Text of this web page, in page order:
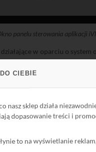
CIEBIE
nasz sklep działa
dopasowanie treści i
to na wyświetlanie
panelu sterowania aplikacji
w oparciu o
Wi-Fi, 2G lub 3G a także